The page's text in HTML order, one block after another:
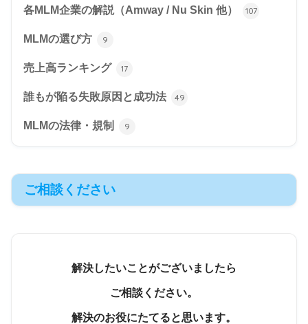
各MLM企業の解説（Amway / Nu Skin 他） 107
MLMの選び方 9
売上高ランキング 17
誰もが陥る失敗原因と成功法 49
MLMの法律・規制 9
ご相談ください
解決したいことがございましたら
ご相談ください。
解決のお役にたてると思います。